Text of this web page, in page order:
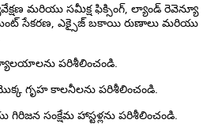
మరియు సమీక్ష ఫిక్సింగ్, ల్యాండ్ రెవెన్యూ
సేకరణ, ఎక్సైజ్ బకాయి రుణాలు మరియు
పరిశీలించండి.
గృహ కాలనీలను పరిశీలించండి.
సంక్షేమ హాస్టళ్లను పరిశీలించండి.